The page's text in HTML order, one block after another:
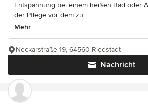
Entspannung bei einem heißen Bad oder
der Pflege vor dem zu...
Mehr
Nachricht
Neckarstraße 19, 64560 Riedstadt